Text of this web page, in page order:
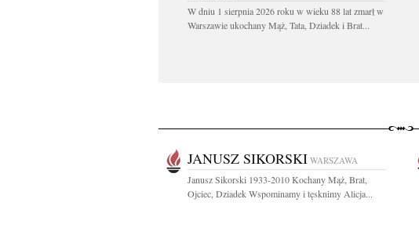
W dniu 1 sierpnia 2026 roku w wieku 88 lat zmarł w
Warszawie ukochany Mąż, Tata, Dziadek i Brat...
JANUSZ SIKORSKI WARSZAWA
Janusz Sikorski 1933-2010 Kochany Mąż, Brat,
Ojciec, Dziadek Wspominamy i tęsknimy Alicja...